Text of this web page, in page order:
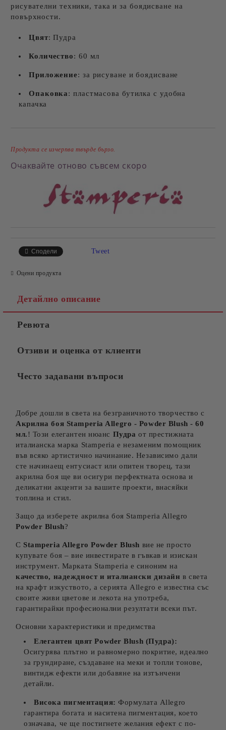
рисувателни техники, така и за боядисване на
повърхности.
Цвят: Пудра
Количество: 60 мл
Приложение: за рисуване и боядисване
Опаковка: пластмасова бутилка с удобна
капачка
Продукта се изчерпва твърде бързо.
Очаквайте отново съвсем скоро
Сподели Tweet
Оцени продукта
Детайлно описание
Ревюта
Отзиви и оценка от клиенти
Често задавани въпроси
Добре дошли в света на безграничното творчество с
Акрилна боя Stamperia Allegro - Powder Blush - 60
мл.! Този елегантен нюанс Пудра от престижната
италианска марка Stamperia е незаменим помощник
във всяко артистично начинание. Независимо дали
сте начинаещ ентусиаст или опитен творец, тази
акрилна боя ще ви осигури перфектната основа и
деликатни акценти за вашите проекти, внасяйки
топлина и стил.
Защо да изберете акрилна боя Stamperia Allegro
Powder Blush?
С Stamperia AllegroPowder Blush вие не просто
купувате боя – вие инвестирате в гъвкав и изискан
инструмент. Марката Stamperia е синоним на
качество, надеждност и италиански дизайн в света
на крафт изкуството, а серията Allegro е известна със
своите живи цветове и лекота на употреба,
гарантирайки професионални резултати всеки път.
Основни характеристики и предимства
Елегантен цвятPowder Blush (Пудра):
Осигурява плътно и равномерно покритие, идеално
за грундиране, създаване на меки и топли тонове,
винтидж ефекти или добавяне на изтънчени
детайли.
Висока пигментация: Формулата Allegro
гарантира богата и наситена пигментация, което
означава, че ще постигнете желания ефект с по-